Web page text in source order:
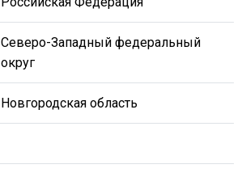
Северо-Западный федеральный
округ
Новгородская область